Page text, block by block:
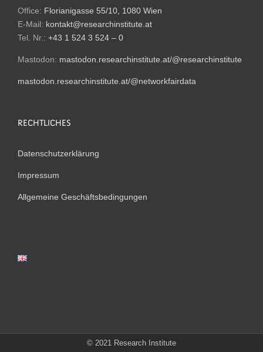
Office: Florianigasse 55/10, 1080 Wien
E-Mail: kontakt@researchinstitute.at
Tel. Nr.: +43 1 524 3 524 – 0
Mastodon: mastodon.researchinstitute.at/@researchinstitute
mastodon.researchinstitute.at/@networkfairdata
RECHTLICHES
Datenschutzerklärung
Impressum
Allgemeine Geschäftsbedingungen
© 2021 Research Institute